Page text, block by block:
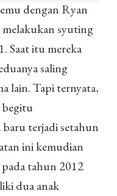
dengan Ryan
melakukan syuting
Saat itu mereka
saling
lain. Tapi ternyata,
baru terjadi setahun
ini kemudian
tahun 2012
dua anak